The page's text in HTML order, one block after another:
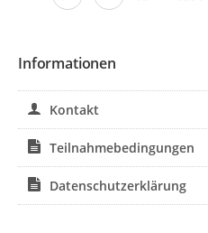
Informationen
Kontakt
Teilnahmebedingungen
Datenschutzerklärung